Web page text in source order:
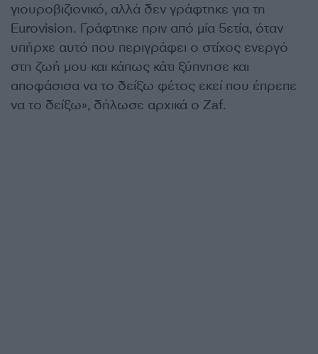
γιουροβιζιονικό, αλλά δεν γράφτηκε για τη
Eurovision. Γράφτηκε πριν από μία 5ετία, όταν
υπήρχε αυτό που περιγράφει ο στίχος ενεργό
στη ζωή μου και κάπως κάτι ξύπνησε και
αποφάσισα να το δείξω φέτος εκεί που έπρεπε
να το δείξω», δήλωσε αρχικά ο Zaf.